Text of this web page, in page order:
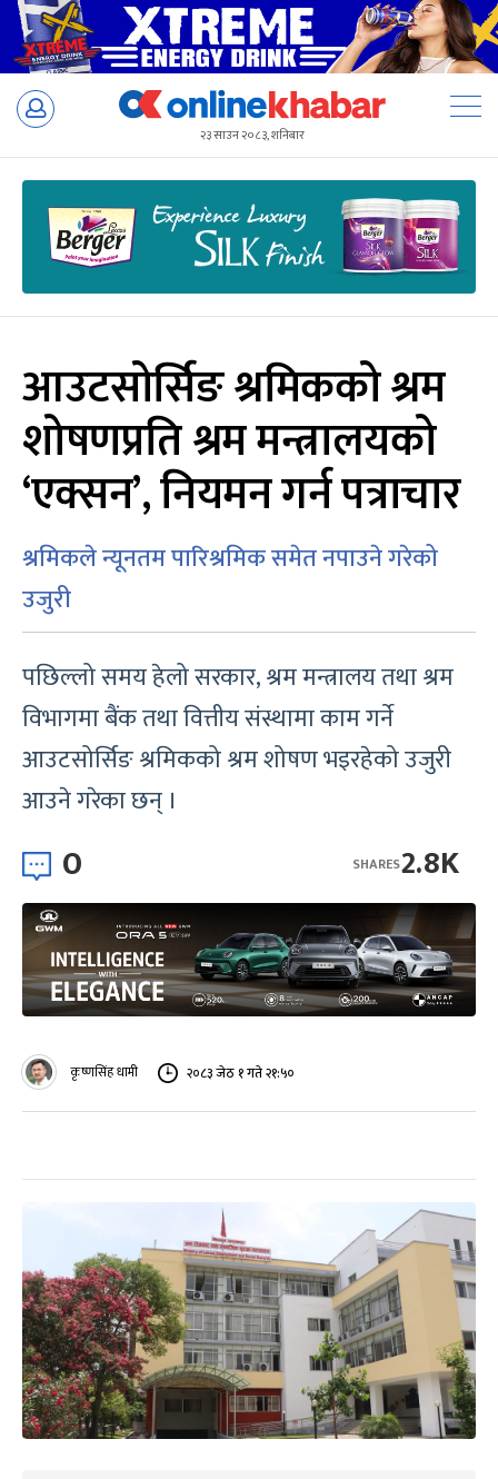
Skip
२३ साउन २०८३, शनिबार
आउटसोर्सिङ श्रमिकको श्रम
शोषणप्रति श्रम मन्त्रालयको
‘एक्सन’, नियमन गर्न पत्राचार
श्रमिकले न्यूनतम पारिश्रमिक समेत नपाउने गरेको
उजुरी
पछिल्लो समय हेलो सरकार, श्रम मन्त्रालय तथा श्रम
विभागमा बैंक तथा वित्तीय संस्थामा काम गर्ने
आउटसोर्सिङ श्रमिकको श्रम शोषण भइरहेको उजुरी
आउने गरेका छन् ।
0 2.8K
SHARES
कृष्णसिंह धामी २०८३ जेठ १ गते २१:५०